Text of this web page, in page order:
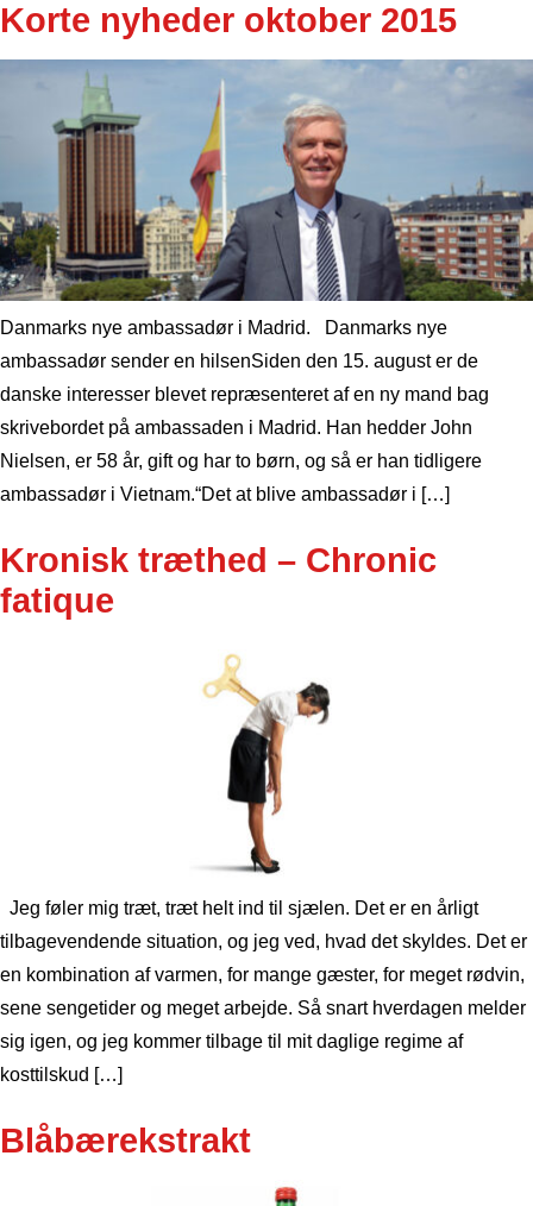
Korte nyheder oktober 2015
Danmarks nye ambassadør i Madrid. Danmarks nye
ambassadør sender en hilsenSiden den 15. august er de
danske interesser blevet repræsenteret af en ny mand bag
skrivebordet på ambassaden i Madrid. Han hedder John
Nielsen, er 58 år, gift og har to børn, og så er han tidligere
ambassadør i Vietnam.“Det at blive ambassadør i […]
Kronisk træthed – Chronic
fatique
Jeg føler mig træt, træt helt ind til sjælen. Det er en årligt
tilbagevendende situation, og jeg ved, hvad det skyldes. Det er
en kombination af varmen, for mange gæster, for meget rødvin,
sene sengetider og meget arbejde. Så snart hverdagen melder
sig igen, og jeg kommer tilbage til mit daglige regime af
kosttilskud […]
Blåbærekstrakt